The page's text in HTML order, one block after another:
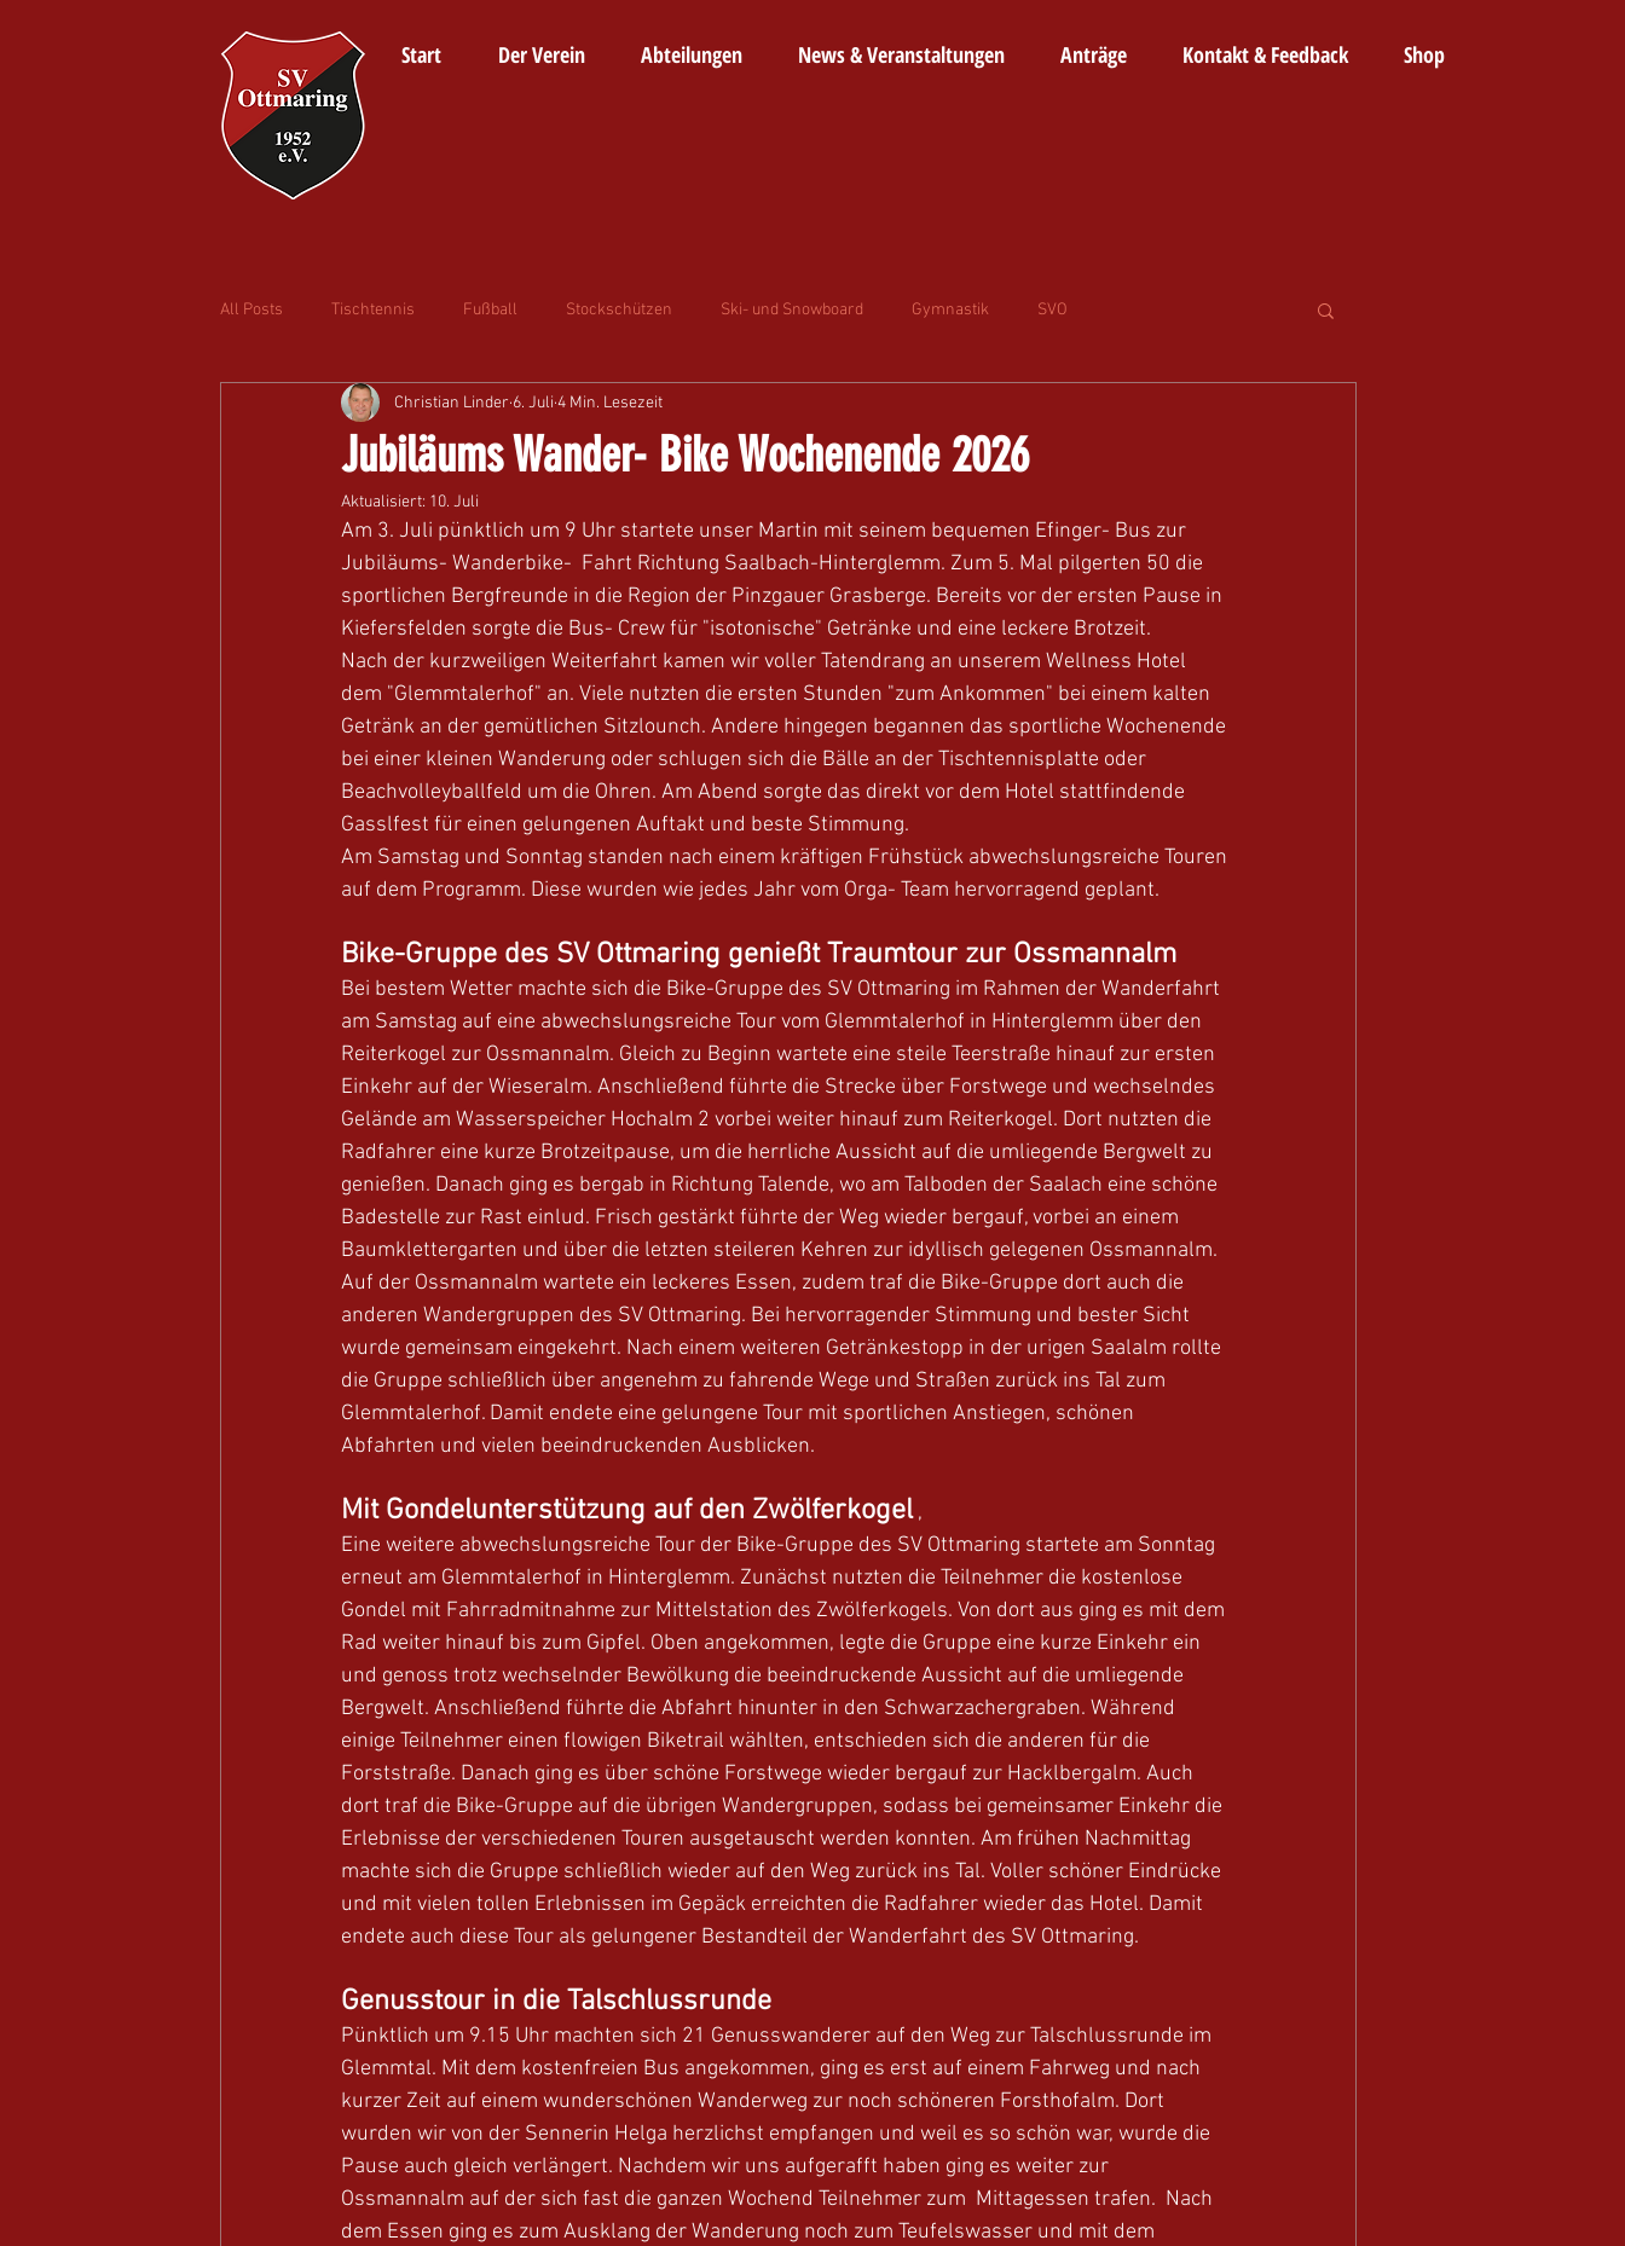
Start Der Verein Abteilungen News & Veranstaltungen Anträge Kontakt & Feedback Shop
All Posts Tischtennis Fußball Stockschützen Ski- und Snowboard Gymnastik SVO
Jubiläums Wander- Bike Wochenende 2026
Christian Linder 6. Juli 4 Min. Lesezeit
Aktualisiert: 10. Juli
Am 3. Juli pünktlich um 9 Uhr startete unser Martin mit seinem bequemen Efinger- Bus zur
Jubiläums- Wanderbike-  Fahrt Richtung Saalbach-Hinterglemm. Zum 5. Mal pilgerten 50 die
sportlichen Bergfreunde in die Region der Pinzgauer Grasberge. Bereits vor der ersten Pause in
Kiefersfelden sorgte die Bus- Crew für "isotonische" Getränke und eine leckere Brotzeit.
Nach der kurzweiligen Weiterfahrt kamen wir voller Tatendrang an unserem Wellness Hotel
dem "Glemmtalerhof" an. Viele nutzten die ersten Stunden "zum Ankommen" bei einem kalten
Getränk an der gemütlichen Sitzlounch. Andere hingegen begannen das sportliche Wochenende
bei einer kleinen Wanderung oder schlugen sich die Bälle an der Tischtennisplatte oder
Beachvolleyballfeld um die Ohren. Am Abend sorgte das direkt vor dem Hotel stattfindende
Gasslfest für einen gelungenen Auftakt und beste Stimmung.
Am Samstag und Sonntag standen nach einem kräftigen Frühstück abwechslungsreiche Touren
auf dem Programm. Diese wurden wie jedes Jahr vom Orga- Team hervorragend geplant.
Bike-Gruppe des SV Ottmaring genießt Traumtour zur Ossmannalm
Bei bestem Wetter machte sich die Bike-Gruppe des SV Ottmaring im Rahmen der Wanderfahrt
am Samstag auf eine abwechslungsreiche Tour vom Glemmtalerhof in Hinterglemm über den
Reiterkogel zur Ossmannalm. Gleich zu Beginn wartete eine steile Teerstraße hinauf zur ersten
Einkehr auf der Wieseralm. Anschließend führte die Strecke über Forstwege und wechselndes
Gelände am Wasserspeicher Hochalm 2 vorbei weiter hinauf zum Reiterkogel. Dort nutzten die
Radfahrer eine kurze Brotzeitpause, um die herrliche Aussicht auf die umliegende Bergwelt zu
genießen. Danach ging es bergab in Richtung Talende, wo am Talboden der Saalach eine schöne
Badestelle zur Rast einlud. Frisch gestärkt führte der Weg wieder bergauf, vorbei an einem
Baumklettergarten und über die letzten steileren Kehren zur idyllisch gelegenen Ossmannalm.
Auf der Ossmannalm wartete ein leckeres Essen, zudem traf die Bike-Gruppe dort auch die
anderen Wandergruppen des SV Ottmaring. Bei hervorragender Stimmung und bester Sicht
wurde gemeinsam eingekehrt. Nach einem weiteren Getränkestopp in der urigen Saalalm rollte
die Gruppe schließlich über angenehm zu fahrende Wege und Straßen zurück ins Tal zum
Glemmtalerhof. Damit endete eine gelungene Tour mit sportlichen Anstiegen, schönen
Abfahrten und vielen beeindruckenden Ausblicken.
Mit Gondelunterstützung auf den Zwölferkogel ,
Eine weitere abwechslungsreiche Tour der Bike-Gruppe des SV Ottmaring startete am Sonntag
erneut am Glemmtalerhof in Hinterglemm. Zunächst nutzten die Teilnehmer die kostenlose
Gondel mit Fahrradmitnahme zur Mittelstation des Zwölferkogels. Von dort aus ging es mit dem
Rad weiter hinauf bis zum Gipfel. Oben angekommen, legte die Gruppe eine kurze Einkehr ein
und genoss trotz wechselnder Bewölkung die beeindruckende Aussicht auf die umliegende
Bergwelt. Anschließend führte die Abfahrt hinunter in den Schwarzachergraben. Während
einige Teilnehmer einen flowigen Biketrail wählten, entschieden sich die anderen für die
Forststraße. Danach ging es über schöne Forstwege wieder bergauf zur Hacklbergalm. Auch
dort traf die Bike-Gruppe auf die übrigen Wandergruppen, sodass bei gemeinsamer Einkehr die
Erlebnisse der verschiedenen Touren ausgetauscht werden konnten. Am frühen Nachmittag
machte sich die Gruppe schließlich wieder auf den Weg zurück ins Tal. Voller schöner Eindrücke
und mit vielen tollen Erlebnissen im Gepäck erreichten die Radfahrer wieder das Hotel. Damit
endete auch diese Tour als gelungener Bestandteil der Wanderfahrt des SV Ottmaring.
Genusstour in die Talschlussrunde
Pünktlich um 9.15 Uhr machten sich 21 Genusswanderer auf den Weg zur Talschlussrunde im
Glemmtal. Mit dem kostenfreien Bus angekommen, ging es erst auf einem Fahrweg und nach
kurzer Zeit auf einem wunderschönen Wanderweg zur noch schöneren Forsthofalm. Dort
wurden wir von der Sennerin Helga herzlichst empfangen und weil es so schön war, wurde die
Pause auch gleich verlängert. Nachdem wir uns aufgerafft haben ging es weiter zur
Ossmannalm auf der sich fast die ganzen Wochend Teilnehmer zum  Mittagessen trafen.  Nach
dem Essen ging es zum Ausklang der Wanderung noch zum Teufelswasser und mit dem